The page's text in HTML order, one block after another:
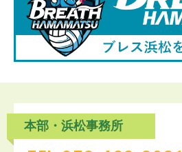
本部・浜松事務所